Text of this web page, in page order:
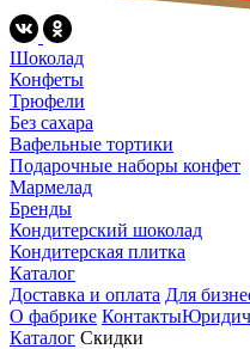
Шоколад
Конфеты
Трюфели
Без сахара
Вафельные тортики
Подарочные наборы конфет
Мармелад
Бренды
Кондитерский шоколад
Кондитерская плитка
Каталог
Доставка и оплата Для
О фабрике Контакты
Каталог Скидки